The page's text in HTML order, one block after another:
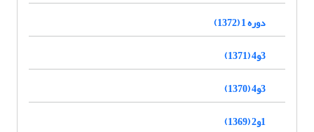
دوره 1 (1372)
3و4 (1371)
3و4 (1370)
1و2 (1369)